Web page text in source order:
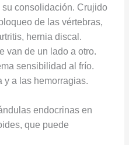
su consolidación. Crujido
de las vértebras,
hernia discal.
van de un lado a otro.
sensibilidad al frío.
y a las hemorragias.
endocrinas en
que puede